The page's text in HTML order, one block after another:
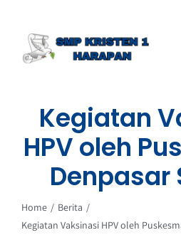
content
Kegiatan
HPV oleh
Denpasar
Home
Berita
Kegiatan Vaksinasi HPV oleh